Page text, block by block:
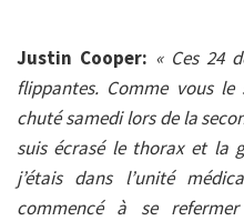
Justin Cooper: « Ces 24
flippantes. Comme vous le
chuté samedi lors de la
suis écrasé le thorax et la
j’étais dans l’unité
commencé à se